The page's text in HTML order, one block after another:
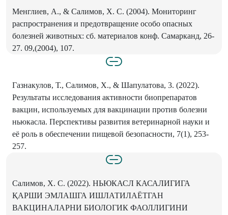
Менглиев, A., & Салимов, X. C. (2004). Мониторинг
распространения и предотвращение особо опасных
болезней животных: сб. материалов конф. Самарканд, 26-
27. 09,(2004), 107.
Газнакулов, Т., Салимов, X., & Шапулатова, 3. (2022).
Результаты исследования активности биопрепаратов
вакцин, используемых для вакцинации против болезни
ньюкасла. Перспективы развития ветеринарной науки и
её роль в обеспечении пищевой безопасности, 7(1), 253-
257.
Салимов, X. С. (2022). НЬЮКАСЛ КАСАЛИГИГА
ҚАРШИ ЭМЛАШГА ИШЛАТИЛАЁТГАН
ВАКЦИНАЛАРНИ БИОЛОГИК ФАОЛЛИГИНИ